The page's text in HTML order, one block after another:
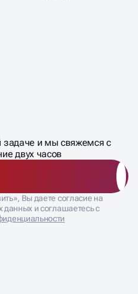
задаче и мы свяжемся с
двух часов
Вы даете согласие на
данных и соглашаетесь с